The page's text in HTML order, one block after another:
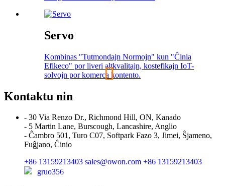
Servo
Kombinas "Tutmondajn Normojn" kun "Ĉinia
Efikeco" por liveri altkvalitajn, kostefikajn IoT-
solvojn por komerca kontento.
Kontaktu nin
- 30 Via Renzo Dr., Richmond Hill, ON, Kanado
- 5 Martin Lane, Burscough, Lancashire, Anglio
- Ĉambro 501, Turo C07, Softpark Fazo 3, Jimei, Ŝjameno,
Fuĝjano, Ĉinio
+86 13159213403 sales@owon.com +86 13159213403
gruo356